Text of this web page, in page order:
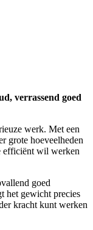
verrassend goed
werk. Met een
grote hoeveelheden
efficiënt wil werken
goed
het gewicht precies
kracht kunt werken